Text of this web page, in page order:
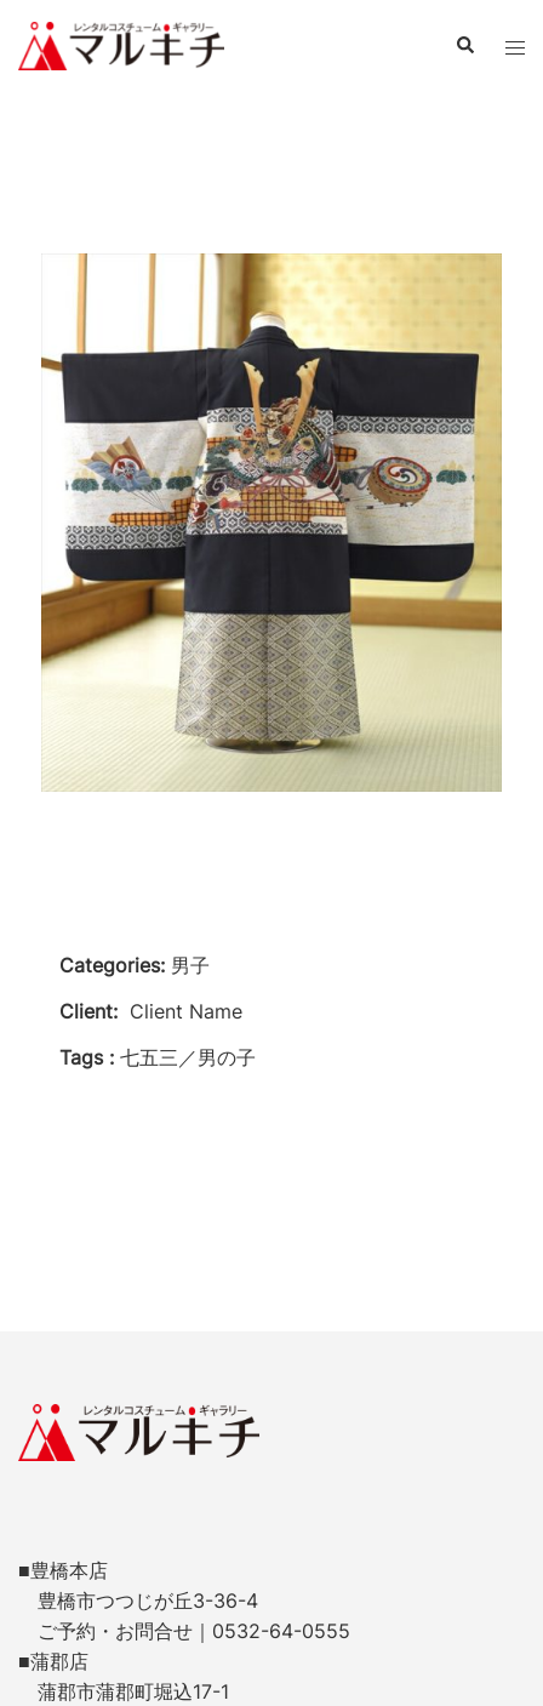
Categories: 男子
Client: Client Name
Tags : 七五三／男の子
■豊橋本店
豊橋市つつじが丘3-36-4
ご予約・お問合せ｜0532-64-0555
■蒲郡店
蒲郡市蒲郡町堀込17-1